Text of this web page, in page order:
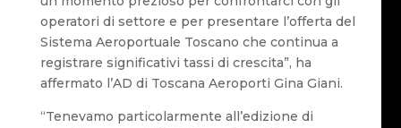
operatori di settore e per presentare l’offerta del
Sistema Aeroportuale Toscano che continua a
registrare significativi tassi di crescita”, ha
affermato l’AD di Toscana Aeroporti Gina Giani.
“Tenevamo particolarmente all’edizione di